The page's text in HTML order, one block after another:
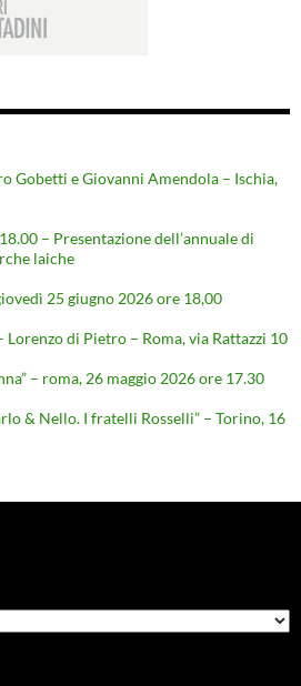
Gobetti e Giovanni Amendola – Ischia,
– Presentazione dell’annuale di
laiche
25 giugno 2026 ore 18,00
Lorenzo di Pietro – Roma, via Rattazzi 10
– roma, 26 maggio 2026 ore 17.30
& Nello. I fratelli Rosselli” – Torino, 16